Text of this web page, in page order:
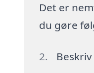
Det er
du gøre